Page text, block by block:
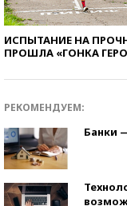
ИСПЫТАНИЕ НА
ПРОШЛА «ГОНКА
РЕКОМЕНДУЕМ:
Банки